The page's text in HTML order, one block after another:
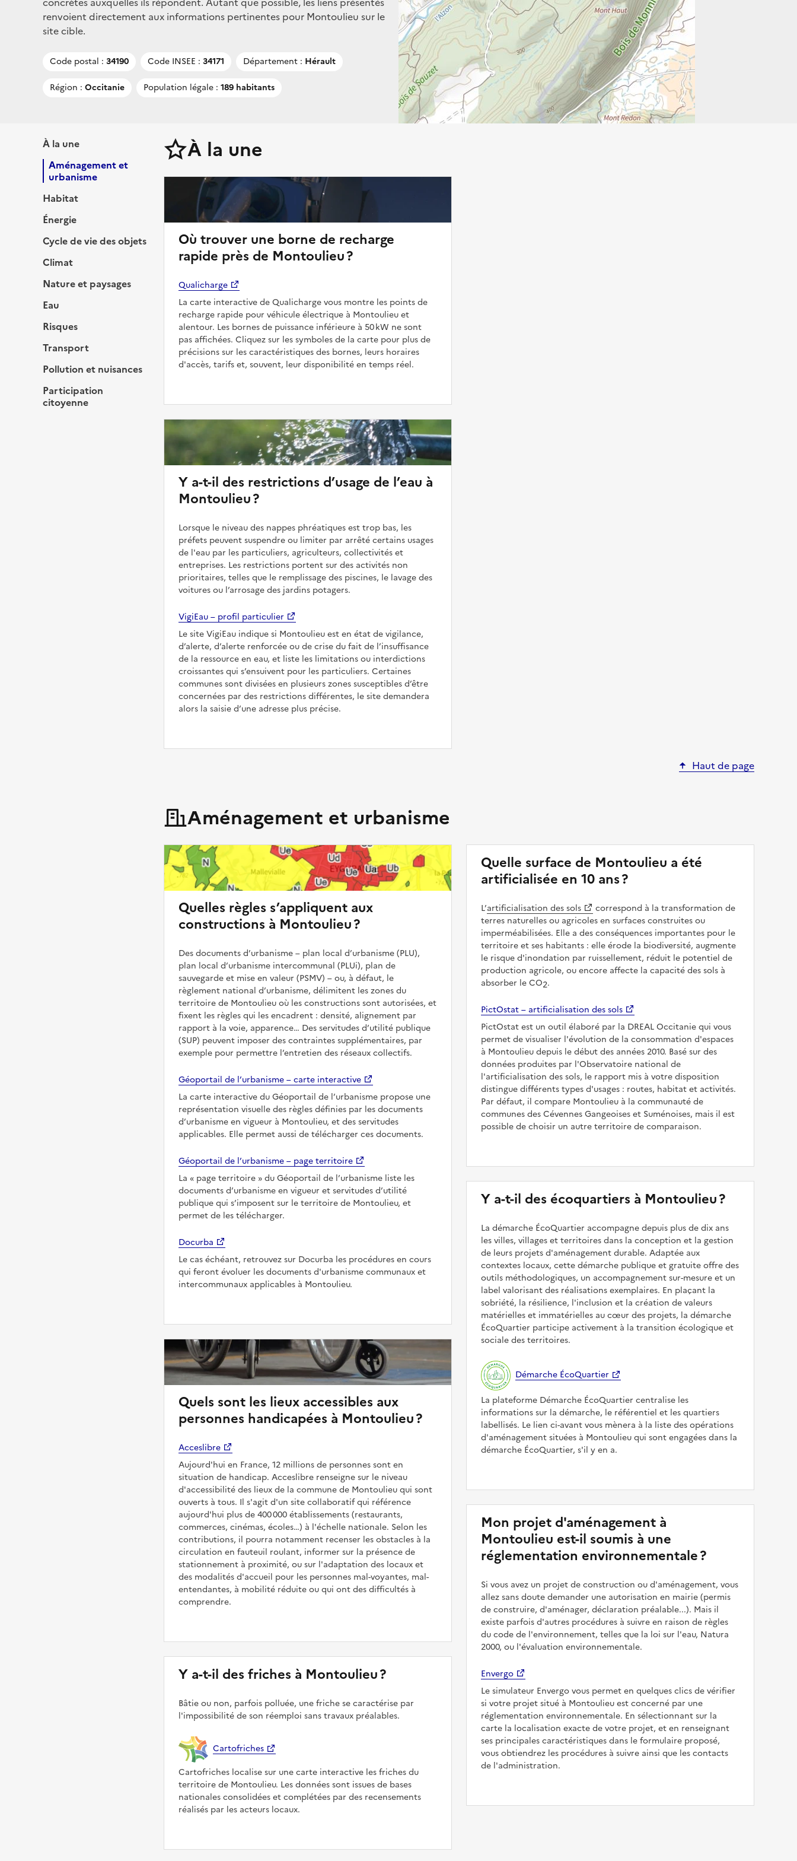
renvoient directement aux informations pertinentes pour Montoulieu sur le
site cible.
Code postal : 34190 Code INSEE : 34171 Département : Hérault
Région : Occitanie Population légale : 189 habitants
À la une
Aménagement et
urbanisme
Habitat
Énergie
Cycle de vie des objets
Climat
Nature et paysages
Eau
Risques
Transport
Pollution et nuisances
Participation
citoyenne
À la une
Où trouver une borne de recharge
rapide près de Montoulieu ?
Qualicharge
La carte interactive de Qualicharge vous montre les points de
recharge rapide pour véhicule électrique à Montoulieu et
alentour. Les bornes de puissance inférieure à 50 kW ne sont
pas affichées. Cliquez sur les symboles de la carte pour plus de
précisions sur les caractéristiques des bornes, leurs horaires
d'accès, tarifs et, souvent, leur disponibilité en temps réel.
Y a-t-il des restrictions d’usage de l’eau à
Montoulieu ?
Lorsque le niveau des nappes phréatiques est trop bas, les
préfets peuvent suspendre ou limiter par arrêté certains usages
de l'eau par les particuliers, agriculteurs, collectivités et
entreprises. Les restrictions portent sur des activités non
prioritaires, telles que le remplissage des piscines, le lavage des
voitures ou l’arrosage des jardins potagers.
VigiEau – profil particulier
Le site VigiEau indique si Montoulieu est en état de vigilance,
d’alerte, d’alerte renforcée ou de crise du fait de l’insuffisance
de la ressource en eau, et liste les limitations ou interdictions
croissantes qui s’ensuivent pour les particuliers. Certaines
communes sont divisées en plusieurs zones susceptibles d’être
concernées par des restrictions différentes, le site demandera
alors la saisie d’une adresse plus précise.
Haut de page
Aménagement et urbanisme
Quelles règles s’appliquent aux
constructions à Montoulieu ?
Des documents d’urbanisme – plan local d’urbanisme (PLU),
plan local d’urbanisme intercommunal (PLUi), plan de
sauvegarde et mise en valeur (PSMV) – ou, à défaut, le
règlement national d’urbanisme, délimitent les zones du
territoire de Montoulieu où les constructions sont autorisées, et
fixent les règles qui les encadrent : densité, alignement par
rapport à la voie, apparence… Des servitudes d’utilité publique
(SUP) peuvent imposer des contraintes supplémentaires, par
exemple pour permettre l’entretien des réseaux collectifs.
Géoportail de l’urbanisme – carte interactive
La carte interactive du Géoportail de l’urbanisme propose une
représentation visuelle des règles définies par les documents
d’urbanisme en vigueur à Montoulieu, et des servitudes
applicables. Elle permet aussi de télécharger ces documents.
Géoportail de l’urbanisme – page territoire
La
page territoire
du Géoportail de l’urbanisme liste les
documents d’urbanisme en vigueur et servitudes d’utilité
publique qui s’imposent sur le territoire de Montoulieu, et
permet de les télécharger.
Docurba
Le cas échéant, retrouvez sur Docurba les procédures en cours
qui feront évoluer les documents d'urbanisme communaux et
intercommunaux applicables à Montoulieu.
Quels sont les lieux accessibles aux
personnes handicapées à Montoulieu ?
Acceslibre
Aujourd'hui en France, 12 millions de personnes sont en
situation de handicap. Acceslibre renseigne sur le niveau
d'accessibilité des lieux de la commune de Montoulieu qui sont
ouverts à tous. Il s'agit d'un site collaboratif qui référence
aujourd'hui plus de 400 000 établissements (restaurants,
commerces, cinémas, écoles…) à l'échelle nationale. Selon les
contributions, il pourra notamment recenser les obstacles à la
circulation en fauteuil roulant, informer sur la présence de
stationnement à proximité, ou sur l'adaptation des locaux et
des modalités d'accueil pour les personnes mal-voyantes, mal-
entendantes, à mobilité réduite ou qui ont des difficultés à
comprendre.
Y a-t-il des friches à Montoulieu ?
Bâtie ou non, parfois polluée, une friche se caractérise par
l'impossibilité de son réemploi sans travaux préalables.
Cartofriches
Cartofriches localise sur une carte interactive les friches du
territoire de Montoulieu. Les données sont issues de bases
nationales consolidées et complétées par des recensements
réalisés par les acteurs locaux.
Quelle surface de Montoulieu a été
artificialisée en 10 ans ?
L’artificialisation des sols
correspond à la transformation de
terres naturelles ou agricoles en surfaces construites ou
imperméabilisées. Elle a des conséquences importantes pour le
territoire et ses habitants : elle érode la biodiversité, augmente
le risque d'inondation par ruissellement, réduit le potentiel de
production agricole, ou encore affecte la capacité des sols à
absorber le CO2.
PictOstat – artificialisation des sols
PictOstat est un outil élaboré par la DREAL Occitanie qui vous
permet de visualiser l'évolution de la consommation d'espaces
à Montoulieu depuis le début des années 2010. Basé sur des
données produites par l'Observatoire national de
l'artificialisation des sols, le rapport mis à votre disposition
distingue différents types d'usages : routes, habitat et activités.
Par défaut, il compare Montoulieu à la communauté de
communes des Cévennes Gangeoises et Suménoises, mais il est
possible de choisir un autre territoire de comparaison.
Y a-t-il des écoquartiers à Montoulieu ?
La démarche ÉcoQuartier accompagne depuis plus de dix ans
les villes, villages et territoires dans la conception et la gestion
de leurs projets d'aménagement durable. Adaptée aux
contextes locaux, cette démarche publique et gratuite offre des
outils méthodologiques, un accompagnement sur-mesure et un
label valorisant des réalisations exemplaires. En plaçant la
sobriété, la résilience, l'inclusion et la création de valeurs
matérielles et immatérielles au cœur des projets, la démarche
ÉcoQuartier participe activement à la transition écologique et
sociale des territoires.
Démarche ÉcoQuartier
La plateforme Démarche ÉcoQuartier centralise les
informations sur la démarche, le référentiel et les quartiers
labellisés. Le lien ci-avant vous mènera à la liste des opérations
d'aménagement situées à Montoulieu qui sont engagées dans la
démarche ÉcoQuartier, s'il y en a.
Mon projet d'aménagement à
Montoulieu est-il soumis à une
réglementation environnementale ?
Si vous avez un projet de construction ou d'aménagement, vous
allez sans doute demander une autorisation en mairie (permis
de construire, d'aménager, déclaration préalable...). Mais il
existe parfois d'autres procédures à suivre en raison de règles
du code de l'environnement, telles que la loi sur l'eau, Natura
2000, ou l'évaluation environnementale.
Envergo
Le simulateur Envergo vous permet en quelques clics de vérifier
si votre projet situé à Montoulieu est concerné par une
réglementation environnementale. En sélectionnant sur la
carte la localisation exacte de votre projet, et en renseignant
ses principales caractéristiques dans le formulaire proposé,
vous obtiendrez les procédures à suivre ainsi que les contacts
de l'administration.